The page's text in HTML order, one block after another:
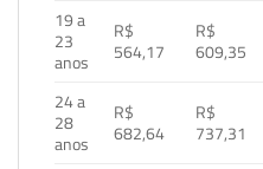
19 a
23
anos
R$
564,17
R$
609,35
24 a
28
anos
R$
682,64
R$
737,31